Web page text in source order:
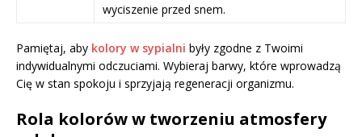
wyciszenie przed snem.
Pamiętaj, aby kolory w sypialni były zgodne z Twoimi
indywidualnymi odczuciami. Wybieraj barwy, które wprowadzą
Cię w stan spokoju i sprzyjają regeneracji organizmu.
Rola kolorów w tworzeniu atmosfery